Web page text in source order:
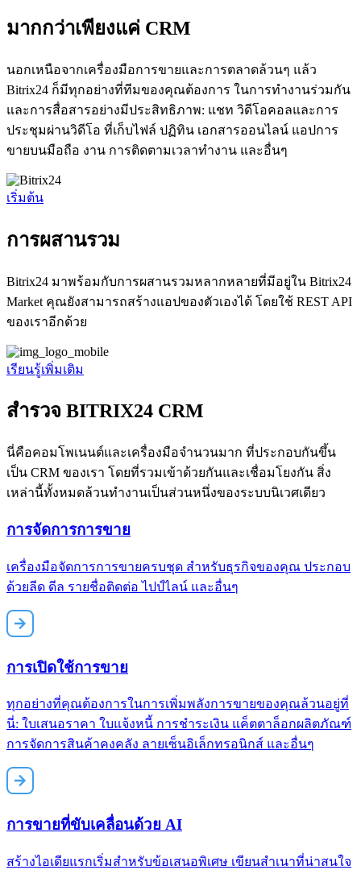
มากกว่าเพียงแค่ CRM
นอกเหนือจากเครื่องมือการขายและการตลาดล้วนๆ แล้ว
Bitrix24 ก็มีทุกอย่างที่ทีมของคุณต้องการ ในการทำงานร่วมกัน
และการสื่อสารอย่างมีประสิทธิภาพ: แชท วิดีโอคอลและการ
ประชุมผ่านวิดีโอ ที่เก็บไฟล์ ปฏิทิน เอกสารออนไลน์ แอปการ
ขายบนมือถือ งาน การติดตามเวลาทำงาน และอื่นๆ
เริ่มต้น
การผสานรวม
Bitrix24 มาพร้อมกับการผสานรวมหลากหลายที่มีอยู่ใน Bitrix24
Market คุณยังสามารถสร้างแอปของตัวเองได้ โดยใช้ REST API
ของเราอีกด้วย
เรียนรู้เพิ่มเติม
สำรวจ BITRIX24 CRM
นี่คือคอมโพเนนต์และเครื่องมือจำนวนมาก ที่ประกอบกันขึ้น
เป็น CRM ของเรา โดยที่รวมเข้าด้วยกันและเชื่อมโยงกัน สิ่ง
เหล่านี้ทั้งหมดล้วนทำงานเป็นส่วนหนึ่งของระบบนิเวศเดียว
การจัดการการขาย
เครื่องมือจัดการการขายครบชุด สำหรับธุรกิจของคุณ ประกอบ
ด้วยลีด ดีล รายชื่อติดต่อ ไปป์ไลน์ และอื่นๆ
การเปิดใช้การขาย
ทุกอย่างที่คุณต้องการในการเพิ่มพลังการขายของคุณล้วนอยู่ที่
นี่: ใบเสนอราคา ใบแจ้งหนี้ การชำระเงิน แค็ตตาล็อกผลิตภัณฑ์
การจัดการสินค้าคงคลัง ลายเซ็นอิเล็กทรอนิกส์ และอื่นๆ
การขายที่ขับเคลื่อนด้วย AI
สร้างไอเดียแรกเริ่มสำหรับข้อเสนอพิเศษ เขียนสำเนาที่น่าสนใจ